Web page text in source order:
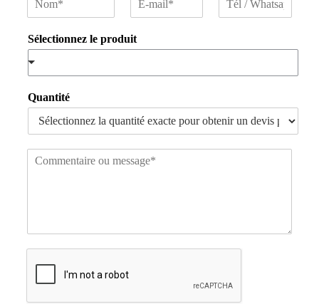
*
a
i
W
s
a
p
Sélectionnez le produit
Quantité